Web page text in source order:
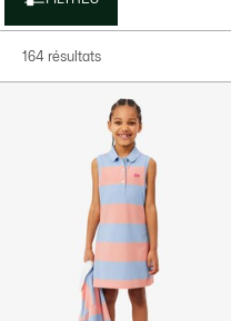
164 résultats